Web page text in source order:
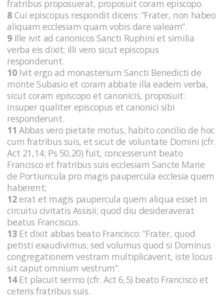
fratribus proposuerat, proposuit coram episcopo.
8 Cui episcopus respondit dicens: “Frater, non habeo
aliquam ecclesiam quam vobis dare valeam”.
9 Ille ivit ad canonicos Sancti Ruphini et similia
verba eis dixit; illi vero sicut episcopus
responderunt.
10Ivit ergo ad monasterium Sancti Benedicti de
monte Subasio et coram abbate illa eadem verba,
sicut coram episcopo et canonicis, proposuit:
insuper qualiter episcopus et canonici sibi
responderunt.
11 Abbas vero pietate motus, habito concilio de hoc
cum fratribus suis, et sicut de voluntate Domini (cfr.
Act 21,14; Ps 50,20) fuit, concesserunt beato
Francisco et fratribus suis ecclesiam Sancte Marie
de Portiuncula pro magis paupercula ecclesia quem
haberent;
12erat et magis paupercula quem aliqua esset in
circuitu civitatis Assisii; quod diu desideraverat
beatus Franciscus.
13Et dixit abbas beato Francisco: “Frater, quod
petisti exaudivimus; sed volumus quod si Dominus
congregationem vestram multiplicaverit, iste locus
sit caput omnium vestrum”.
14Et placuit sermo (cfr. Act 6,5) beato Francisco et
ceteris fratribus suis.